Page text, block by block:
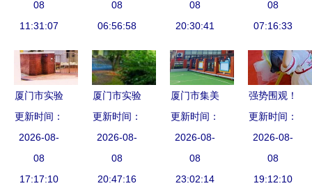
沧实验幼儿
园与厦门市
共育成长记
08
11:31:07
228所小学
幼儿园全面
单）
08
06:56:58
幼儿园全方
位解析
08
20:30:41
颖而出
08
07:16:33
厦门市实验
幼儿园 福
建省示范性
幼儿园的教
育典范
更新时间：
2026-08-
08
17:17:10
厦门市实验
幼儿园 寓
教于乐的成
长乐园
更新时间：
2026-08-
08
20:47:16
厦门市集美
区滨海幼儿
园托育班招
生信息及实
验幼儿园报
更新时间：
2026-08-
08
23:02:14
强势围观！
厦门这里有
个幸福家园
——厦门市
实验幼儿园
更新时间：
2026-08-
08
19:12:10